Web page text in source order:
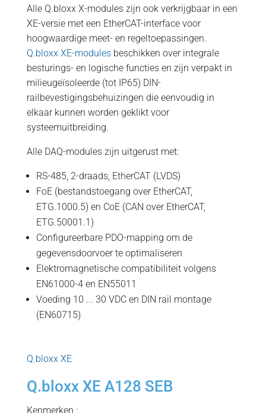
Alle Q.bloxx X-modules zijn ook verkrijgbaar in een
XE-versie met een EtherCAT-interface voor
hoogwaardige meet- en regeltoepassingen.
Q.bloxx XE-modulesbeschikken over integrale
besturings- en logische functies en zijn verpakt in
milieugeïsoleerde (tot IP65) DIN-
railbevestigingsbehuizingen die eenvoudig in
elkaar kunnen worden geklikt voor
systeemuitbreiding.
Alle DAQ-modules zijn uitgerust met:
RS-485, 2-draads, EtherCAT (LVDS)
FoE (bestandstoegang over EtherCAT,
ETG.1000.5) en CoE (CAN over EtherCAT,
ETG.50001.1)
Configureerbare PDO-mapping om de
gegevensdoorvoer te optimaliseren
Elektromagnetische compatibiliteit volgens
EN61000-4 en EN55011
Voeding 10 ... 30 VDC en DIN rail montage
(EN60715)
Q.bloxx XE
Q.bloxx XE A128 SEB
Kenmerken :